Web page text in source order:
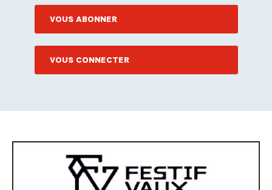
VOUS ABONNER
VOUS CONNECTER